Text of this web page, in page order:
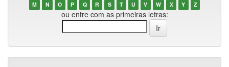
M
N O P Q R S T U V W X Y Z
ou entre com as primeiras letras: